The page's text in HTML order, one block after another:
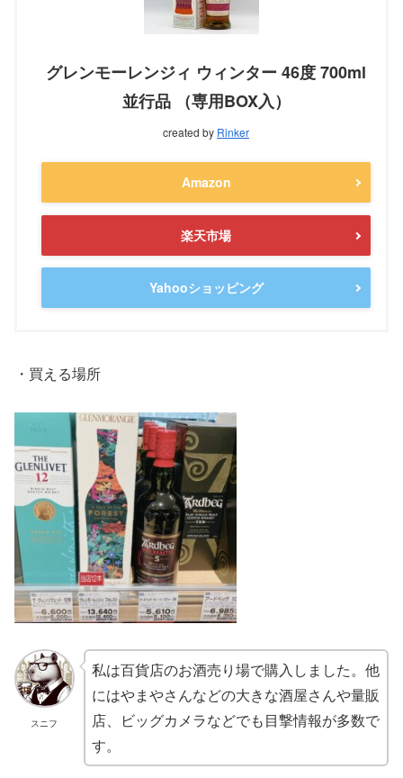
グレンモーレンジィ ウィンター 46度 700ml
並行品 （専用BOX入）
created by Rinker
Amazon
楽天市場
Yahooショッピング
・買える場所
スニフ
私は百貨店のお酒売り場で購入しました。他
にはやまやさんなどの大きな酒屋さんや量販
店、ビッグカメラなどでも目撃情報が多数で
す。